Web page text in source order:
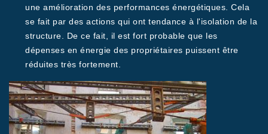
une amélioration des performances énergétiques. Cela
se fait par des actions qui ont tendance à l'isolation de la
structure. De ce fait, il est fort probable que les
dépenses en énergie des propriétaires puissent être
réduites très fortement.